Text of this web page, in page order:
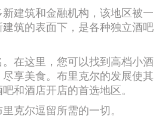
建筑和金融机构，该地区被一
筑的表面下，是各种独立酒吧
在这里，您可以找到高档小酒
享美食。布里克尔的发展使其
和酒店开店的首选地区。
克尔逗留所需的一切。